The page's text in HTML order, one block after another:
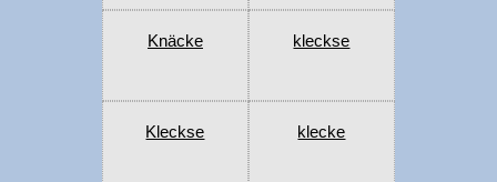
Knäcke kleckse
Kleckse klecke